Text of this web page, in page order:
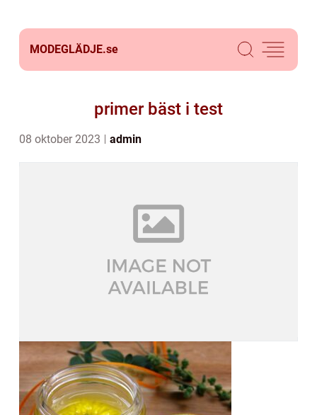
MODEGLÄDJE.se
primer bäst i test
08 oktober 2023 admin